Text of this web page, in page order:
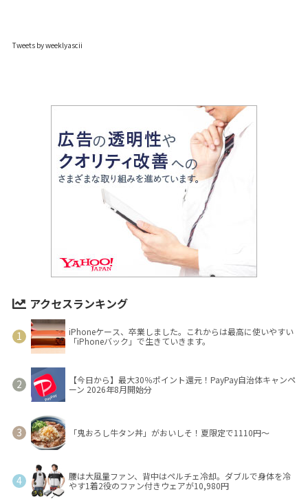
Tweets by weeklyascii
アクセスランキング
iPhoneケース、卒業しました。これからは最高に使いやすい
「iPhoneバック」で生きていきます。
【今日から】最大30％ポイント還元！PayPay自治体キャンペ
ーン 2026年8月開始分
「鬼おろし牛タン丼」がおいしそ！夏限定で1110円～
腰は大風量ファン、背中はペルチェ冷却。ダブルで身体を冷
やす1着2役のファン付きウェアが10,980円